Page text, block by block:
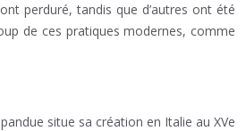
perduré, tandis que d’autres ont été
de ces pratiques modernes, comme
situe sa création en Italie au XVe